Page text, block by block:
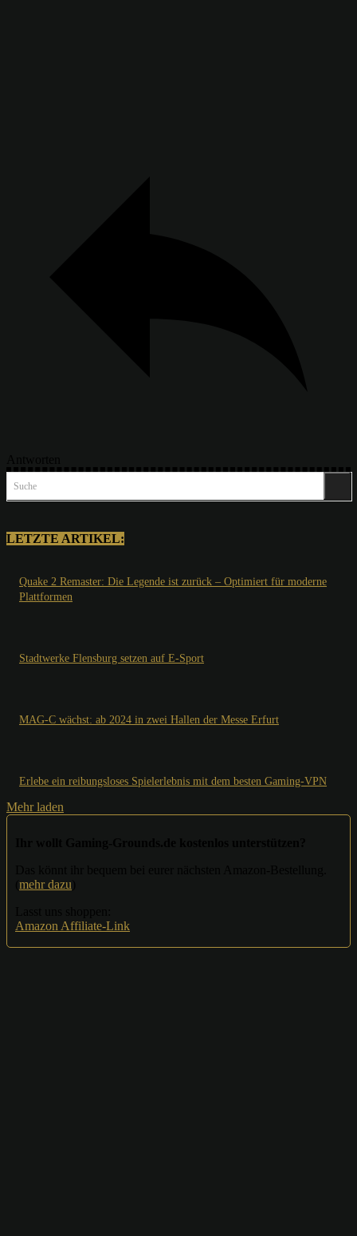
Suche
LETZTE ARTIKEL:
Quake 2 Remaster: Die Legende ist zurück – Optimiert für moderne
Plattformen
Stadtwerke Flensburg setzen auf E-Sport
MAG-C wächst: ab 2024 in zwei Hallen der Messe Erfurt
Erlebe ein reibungsloses Spielerlebnis mit dem besten Gaming-VPN
Mehr laden
mehr dazu
Amazon Affiliate-Link